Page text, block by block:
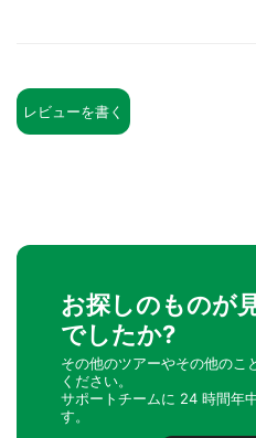
レビューを書く
お探しのものが
でしたか?
その他のツアーやその他のこ
ください。
サポートチームに 24 時間年
す。